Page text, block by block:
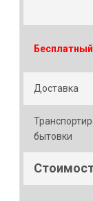
Доставка
бытовки